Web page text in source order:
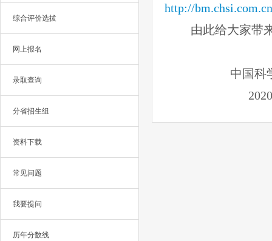
综合评价选拔
网上报名
录取查询
分省招生组
资料下载
常见问题
我要提问
历年分数线
http://
由此给大家带
中国科学
2020年5